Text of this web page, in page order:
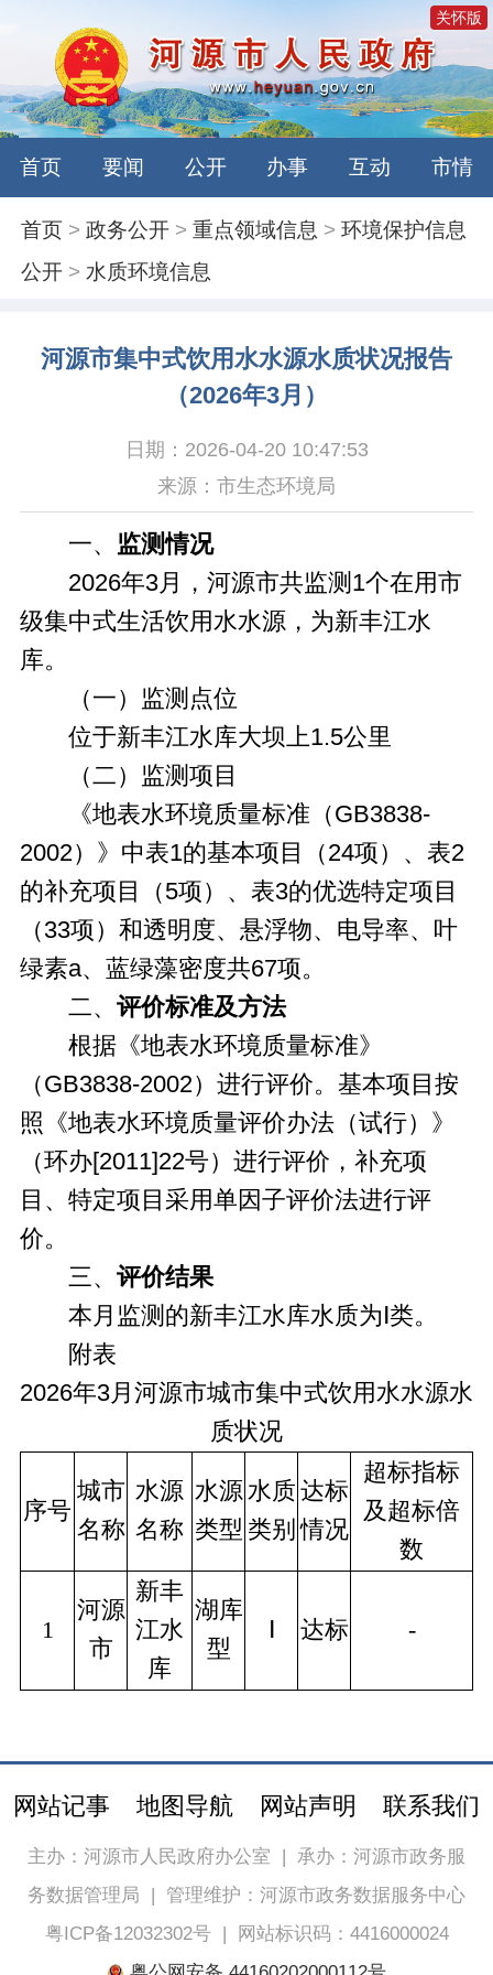
关怀版
首页 要闻 公开 办事 互动 市情
首页 >政务公开 >重点领域信息 >环境保护信息
公开 > 水质环境信息
河源市集中式饮用水水源水质状况报告
（2026年3月）
日期：2026-04-20 10:47:53
来源：市生态环境局
一、 监测情况
2026年3月，河源市共监测1个在用市
级集中式生活饮用水水源，为新丰江水
库。
（一）监测点位
位于新丰江水库大坝上1.5公里
（二）监测项目
《地表水环境质量标准（GB3838-
2002）》中表1的基本项目（24项）、表2
的补充项目（5项）、表3的优选特定项目
（33项）和透明度、悬浮物、电导率、叶
绿素a、蓝绿藻密度共67项。
二、 评价标准及方法
根据《地表水环境质量标准》
（GB3838-2002）进行评价。基本项目按
照《地表水环境质量评价办法（试行）》
（环办[2011]22号）进行评价，补充项
目、特定项目采用单因子评价法进行评
价。
三、 评价结果
本月监测的新丰江水库水质为Ⅰ类。
附表
2026年3月河源市城市集中式饮用水水源水
质状况
序号
城市
名称
水源
名称
水源
类型
水质
类别
达标
情况
超标指标
及超标倍
数
1
河源
市
新丰
江水
库
湖库
型
达标 -
网站记事 地图导航 网站声明 联系我们
主办：河源市人民政府办公室 | 承办：河源市政务服
务数据管理局 | 管理维护：河源市政务数据服务中心
粤ICP备12032302号|
网站标识码：4416000024